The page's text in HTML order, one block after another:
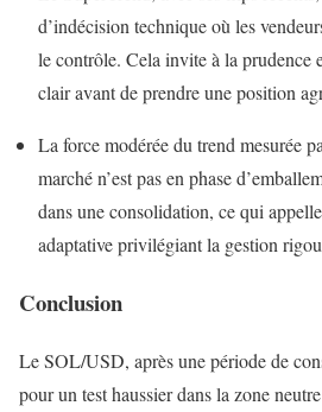
d’indécision technique où les
le contrôle. Cela invite à la prudence
clair avant de prendre une position
La force modérée du trend mesurée
marché n’est pas en phase
dans une consolidation, ce qui
adaptative privilégiant la gestion
Conclusion
Le SOL/USD, après une période de
pour un test haussier dans la zone